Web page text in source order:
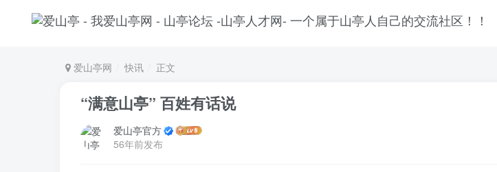
爱山亭网 快讯 正文
“满意山亭” 百姓有话说
爱山亭官方
56年前发布